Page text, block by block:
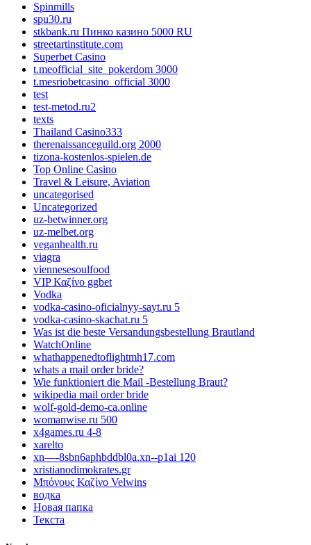
Spinmills
spu30.ru
stkbank.ru Пинко казино 5000 RU
streetartinstitute.com
Superbet Casino
t.meofficial_site_pokerdom 3000
t.mesriobetcasino_official 3000
test
test-metod.ru2
texts
Thailand Casino333
therenaissanceguild.org 2000
tizona-kostenlos-spielen.de
Top Online Casino
Travel & Leisure, Aviation
uncategorised
Uncategorized
uz-betwinner.org
uz-melbet.org
veganhealth.ru
viagra
viennesesoulfood
VIP Καζίνο ggbet
Vodka
vodka-casino-oficialnyy-sayt.ru 5
vodka-casino-skachat.ru 5
Was ist die beste Versandungsbestellung Brautland
WatchOnline
whathappenedtoflightmh17.com
whats a mail order bride?
Wie funktioniert die Mail -Bestellung Braut?
wikipedia mail order bride
wolf-gold-demo-ca.online
womanwise.ru 500
x4games.ru 4-8
xarelto
xn—-8sbn6aphbddbl0a.xn--p1ai 120
xristianodimokrates.gr
Μπόνους Καζίνο Velwins
водка
Новая папка
Текста